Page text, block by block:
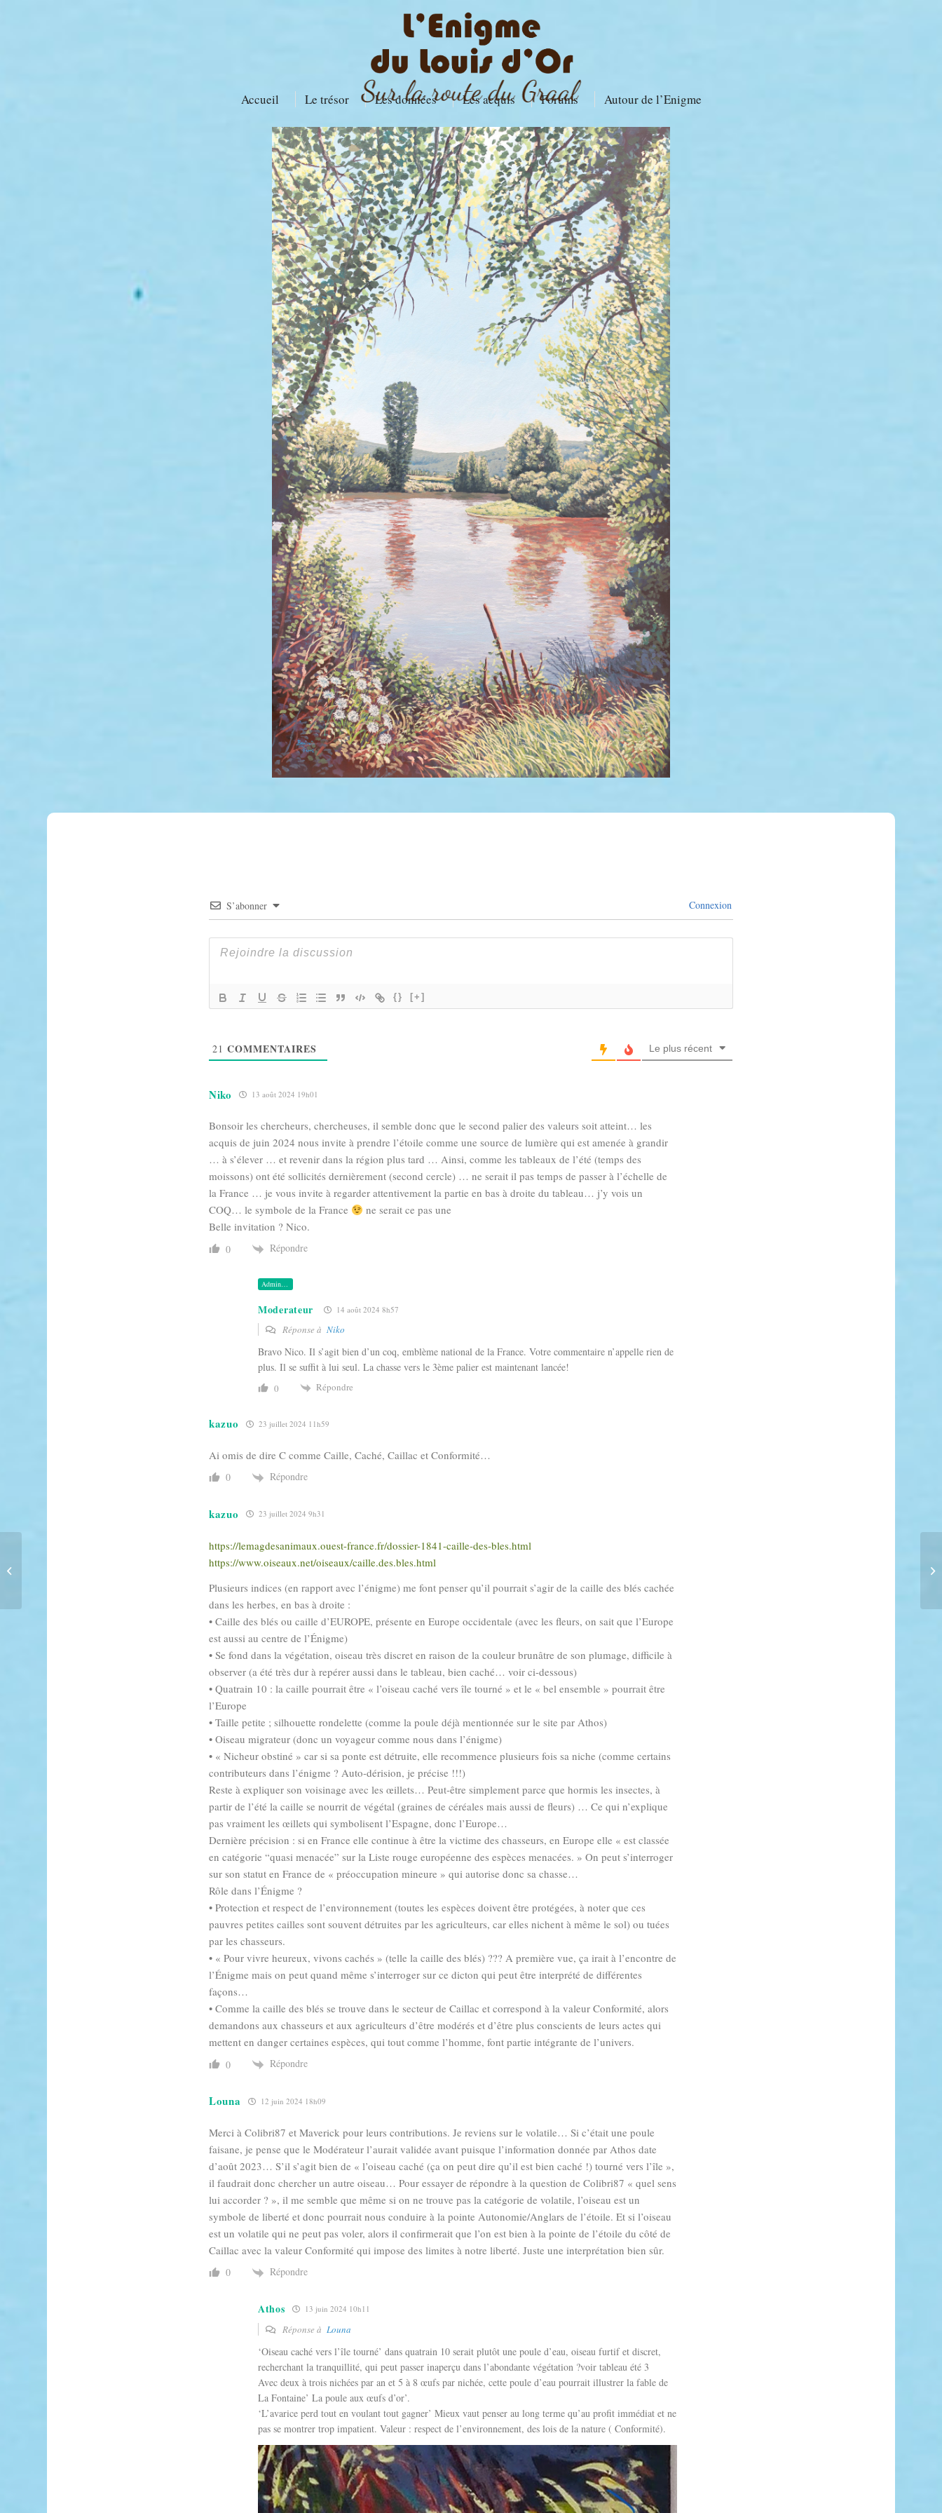
Accueil Le trésor Les données Les acquis Forums Autour de l’Enigme
S’abonner Connexion
{} [+]
21 COMMENTAIRES Le plus récent
Niko 13 août 2024 19h01
Bonsoir les chercheurs, chercheuses, il semble donc que le second palier des valeurs soit atteint… les
acquis de juin 2024 nous invite à prendre l’étoile comme une source de lumière qui est amenée à grandir
… à s’élever … et revenir dans la région plus tard … Ainsi, comme les tableaux de l’été (temps des
moissons) ont été sollicités dernièrement (second cercle) … ne serait il pas temps de passer à l’échelle de
la France … je vous invite à regarder attentivement la partie en bas à droite du tableau… j’y vois un
COQ… le symbole de la France
ne serait ce pas une
Belle invitation ? Nico.
0 Répondre
Administrateur
Moderateur 14 août 2024 8h57
Réponse à Niko
Bravo Nico. Il s’agit bien d’un coq, emblème national de la France. Votre commentaire n’appelle rien de
plus. Il se suffit à lui seul. La chasse vers le 3ème palier est maintenant lancée!
0 Répondre
kazuo 23 juillet 2024 11h59
Ai omis de dire C comme Caille, Caché, Caillac et Conformité…
0 Répondre
kazuo 23 juillet 2024 9h31
https://lemagdesanimaux.ouest-france.fr/dossier-1841-caille-des-bles.html
https://www.oiseaux.net/oiseaux/caille.des.bles.html
Plusieurs indices (en rapport avec l’énigme) me font penser qu’il pourrait s’agir de la caille des blés cachée
dans les herbes, en bas à droite :
• Caille des blés ou caille d’EUROPE, présente en Europe occidentale (avec les fleurs, on sait que l’Europe
est aussi au centre de l’Énigme)
• Se fond dans la végétation, oiseau très discret en raison de la couleur brunâtre de son plumage, difficile à
observer (a été très dur à repérer aussi dans le tableau, bien caché… voir ci-dessous)
• Quatrain 10 : la caille pourrait être « l’oiseau caché vers île tourné » et le « bel ensemble » pourrait être
l’Europe
• Taille petite ; silhouette rondelette (comme la poule déjà mentionnée sur le site par Athos)
• Oiseau migrateur (donc un voyageur comme nous dans l’énigme)
• « Nicheur obstiné » car si sa ponte est détruite, elle recommence plusieurs fois sa niche (comme certains
contributeurs dans l’énigme ? Auto-dérision, je précise !!!)
Reste à expliquer son voisinage avec les œillets… Peut-être simplement parce que hormis les insectes, à
partir de l’été la caille se nourrit de végétal (graines de céréales mais aussi de fleurs) … Ce qui n’explique
pas vraiment les œillets qui symbolisent l’Espagne, donc l’Europe…
Dernière précision : si en France elle continue à être la victime des chasseurs, en Europe elle « est classée
en catégorie “quasi menacée” sur la Liste rouge européenne des espèces menacées. » On peut s’interroger
sur son statut en France de « préoccupation mineure » qui autorise donc sa chasse…
Rôle dans l’Énigme ?
• Protection et respect de l’environnement (toutes les espèces doivent être protégées, à noter que ces
pauvres petites cailles sont souvent détruites par les agriculteurs, car elles nichent à même le sol) ou tuées
par les chasseurs.
• « Pour vivre heureux, vivons cachés » (telle la caille des blés) ??? A première vue, ça irait à l’encontre de
l’Énigme mais on peut quand même s’interroger sur ce dicton qui peut être interprété de différentes
façons…
• Comme la caille des blés se trouve dans le secteur de Caillac et correspond à la valeur Conformité, alors
demandons aux chasseurs et aux agriculteurs d’être modérés et d’être plus conscients de leurs actes qui
mettent en danger certaines espèces, qui tout comme l’homme, font partie intégrante de l’univers.
0 Répondre
Louna 12 juin 2024 18h09
Merci à Colibri87 et Maverick pour leurs contributions. Je reviens sur le volatile… Si c’était une poule
faisane, je pense que le Modérateur l’aurait validée avant puisque l’information donnée par Athos date
d’août 2023… S’il s’agit bien de « l’oiseau caché (ça on peut dire qu’il est bien caché !) tourné vers l’île »,
il faudrait donc chercher un autre oiseau… Pour essayer de répondre à la question de Colibri87 « quel sens
lui accorder ? », il me semble que même si on ne trouve pas la catégorie de volatile, l’oiseau est un
symbole de liberté et donc pourrait nous conduire à la pointe Autonomie/Anglars de l’étoile. Et si l’oiseau
est un volatile qui ne peut pas voler, alors il confirmerait que l’on est bien à la pointe de l’étoile du côté de
Caillac avec la valeur Conformité qui impose des limites à notre liberté. Juste une interprétation bien sûr.
0 Répondre
Athos 13 juin 2024 10h11
Réponse à Louna
‘Oiseau caché vers l’île tourné’ dans quatrain 10 serait plutôt une poule d’eau, oiseau furtif et discret,
recherchant la tranquillité, qui peut passer inaperçu dans l’abondante végétation ?voir tableau été 3
Avec deux à trois nichées par an et 5 à 8 œufs par nichée, cette poule d’eau pourrait illustrer la fable de
La Fontaine’ La poule aux œufs d’or’.
‘L’avarice perd tout en voulant tout gagner’ Mieux vaut penser au long terme qu’au profit immédiat et ne
pas se montrer trop impatient. Valeur : respect de l’environnement, des lois de la nature ( Conformité).